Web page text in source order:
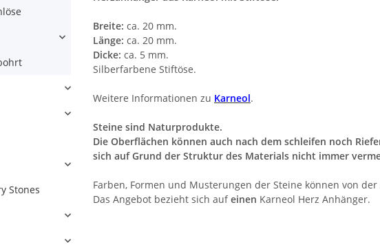
Breite: ca. 20 mm.
Länge: ca. 20 mm.
Dicke: ca. 5 mm.
Silberfarbene Stiftöse.
Weitere Informationen zu Karneol.
Steine sind Naturprodukte.
Die Oberflächen können auch nach dem schleifen noch
sich auf Grund der Struktur des Materials nicht immer
Farben, Formen und Musterungen der Steine können von
Das Angebot bezieht sich aufeinen Karneol Herz Anhänger.
Stones